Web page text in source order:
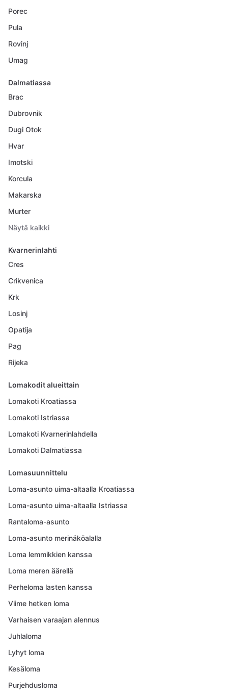
Porec
Pula
Rovinj
Umag
Dalmatiassa
Brac
Dubrovnik
Dugi Otok
Hvar
Imotski
Korcula
Makarska
Murter
Näytä kaikki
Kvarnerinlahti
Cres
Crikvenica
Krk
Losinj
Opatija
Pag
Rijeka
Lomakodit alueittain
Lomakoti Kroatiassa
Lomakoti Istriassa
Lomakoti Kvarnerinlahdella
Lomakoti Dalmatiassa
Lomasuunnittelu
Loma-asunto uima-altaalla Kroatiassa
Loma-asunto uima-altaalla Istriassa
Rantaloma-asunto
Loma-asunto merinäköalalla
Loma lemmikkien kanssa
Loma meren äärellä
Perheloma lasten kanssa
Viime hetken loma
Varhaisen varaajan alennus
Juhlaloma
Lyhyt loma
Kesäloma
Purjehdusloma